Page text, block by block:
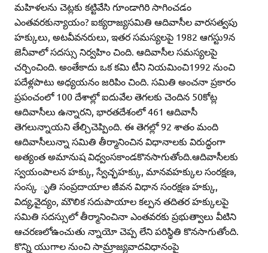
మహిళలను చెట్లకు కట్టివేసి గూండాగిరి సాగించడం
ఎంతవరకున్యాయం? ఐక్యరాజ్యసమితి ఆదివాసీల వారసత్వపు
హక్కులు, అటవీవనరులు, ఇతర సమస్యలపై 1982 ఆగస్టు9న
జెనీవాలో సదస్సు నిర్వహిం చింది. ఆదివాసీల సమస్యలపై
చర్చించింది. అంతేకాదు ఒక కమి టీని నియమించి1992 నుంచి
పదేళ్లపాటు అధ్యయనం జరిపిం చింది. సమితి అంచనా ప్రకారం
ప్రపంచంలో 100 దేశాల్లో ఐదువేల తెగలకు చెందిన 50కోట్ల
ఆదివాసీలు ఉన్నారని, భారతదేశంలో 461 ఆదివాసీ
తెగలున్నాయని తేల్చిచెప్పింది. ఈ తెగల్లో 92 శాతం మంది
ఆదివాసీలున్నా సమితి తీర్మానించిన విధానాలకు విరుద్ధంగా
అత్యంత అమానుష విధ్వంసకాండకొనసాగుతోంది.ఆదివాసీలకు
స్వయంపాలన హక్కు, స్వేచ్ఛహక్కు, మానవహక్కుల సంరక్షణ,
సంస్క ృతి సంప్రదాయాల జీవన విధాన సంరక్షణ హక్కు,
విద్య,వైద్యం, మౌలిక సదుపాయాల కల్పన తదితర హక్కులపై
సమితి సదస్సులో తీర్మానించినా ఎంతవరకు ప్రభుత్వాలు వీటిని
ఆచరణలోఉంచుతు న్నాయో చెప్ప లేని పరిస్థితి కొనసాగుతోంది.
కొన్ని యుగాల నుంచి సామ్రాజ్యవాదవిధానంపై